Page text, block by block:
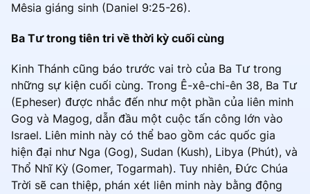
Mêsia giáng sinh (Daniel 9:25-26).
Ba Tư trong tiên tri về thời kỳ cuối cùng
Kinh Thánh cũng báo trước vai trò của Ba Tư trong
những sự kiện cuối cùng. Trong Ê-xê-chi-ên 38, Ba Tư
(Epheser) được nhắc đến như một phần của liên minh
Gog và Magog, dẫn đầu một cuộc tấn công lớn vào
Israel. Liên minh này có thể bao gồm các quốc gia
hiện đại như Nga (Gog), Sudan (Kush), Libya (Phút), và
Thổ Nhĩ Kỳ (Gomer, Togarmah). Tuy nhiên, Đức Chúa
Trời sẽ can thiệp, phán xét liên minh này bằng động